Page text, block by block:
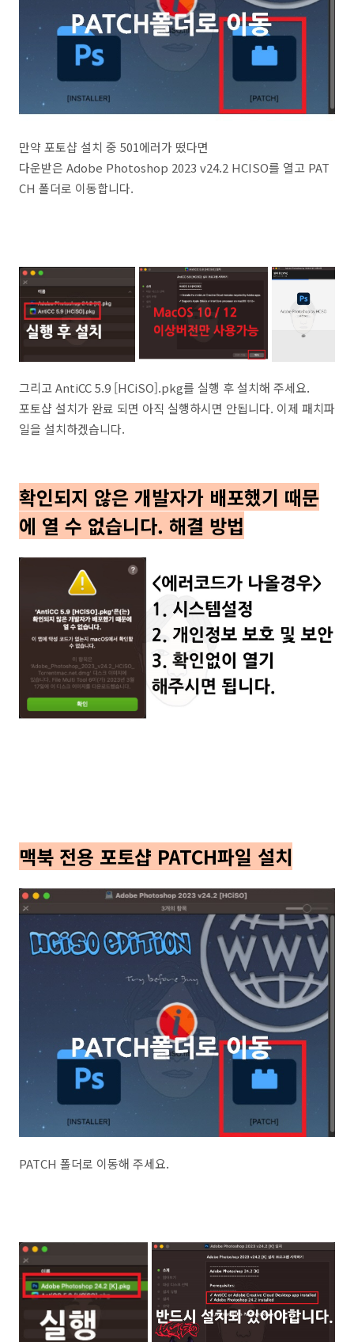
만약 포토샵 설치 중 501에러가 떴다면
다운받은 Adobe Photoshop 2023 v24.2 HCISO를 열고 PAT
CH 폴더로 이동합니다.
그리고 AntiCC 5.9 [HCiSO].pkg를 실행 후 설치해 주세요.
포토샵 설치가 완료 되면 아직 실행하시면 안됩니다. 이제 패치파
일을 설치하겠습니다.
확인되지 않은 개발자가 배포했기 때문
에 열 수 없습니다. 해결 방법
맥북 전용 포토샵 PATCH파일 설치
PATCH 폴더로 이동해 주세요.